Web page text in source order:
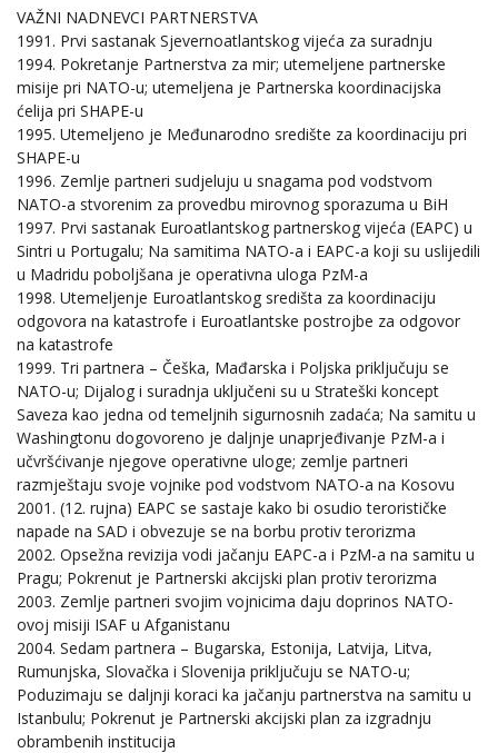
VAŽNI NADNEVCI PARTNERSTVA
1991. Prvi sastanak Sjevernoatlantskog vijeća za suradnju
1994. Pokretanje Partnerstva za mir; utemeljene partnerske
misije pri NATO-u; utemeljena je Partnerska koordinacijska
ćelija pri SHAPE-u
1995. Utemeljeno je Međunarodno središte za koordinaciju pri
SHAPE-u
1996. Zemlje partneri sudjeluju u snagama pod vodstvom
NATO-a stvorenim za provedbu mirovnog sporazuma u BiH
1997. Prvi sastanak Euroatlantskog partnerskog vijeća (EAPC) u
Sintri u Portugalu; Na samitima NATO-a i EAPC-a koji su uslijedili
u Madridu poboljšana je operativna uloga PzM-a
1998. Utemeljenje Euroatlantskog središta za koordinaciju
odgovora na katastrofe i Euroatlantske postrojbe za odgovor
na katastrofe
1999. Tri partnera – Češka, Mađarska i Poljska priključuju se
NATO-u; Dijalog i suradnja uključeni su u Strateški koncept
Saveza kao jedna od temeljnih sigurnosnih zadaća; Na samitu u
Washingtonu dogovoreno je daljnje unaprjeđivanje PzM-a i
učvršćivanje njegove operativne uloge; zemlje partneri
razmještaju svoje vojnike pod vodstvom NATO-a na Kosovu
2001. (12. rujna) EAPC se sastaje kako bi osudio terorističke
napade na SAD i obvezuje se na borbu protiv terorizma
2002. Opsežna revizija vodi jačanju EAPC-a i PzM-a na samitu u
Pragu; Pokrenut je Partnerski akcijski plan protiv terorizma
2003. Zemlje partneri svojim vojnicima daju doprinos NATO-
ovoj misiji ISAF u Afganistanu
2004. Sedam partnera – Bugarska, Estonija, Latvija, Litva,
Rumunjska, Slovačka i Slovenija priključuju se NATO-u;
Poduzimaju se daljnji koraci ka jačanju partnerstva na samitu u
Istanbulu; Pokrenut je Partnerski akcijski plan za izgradnju
obrambenih institucija